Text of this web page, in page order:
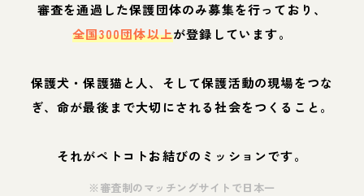
審査を通過した保護団体のみ募集を行っており、
全国300団体以上が登録しています。
保護犬・保護猫と人、そして保護活動の現場をつな
ぎ、命が最後まで大切にされる社会をつくること。
それがペトコトお結びのミッションです。
※審査制のマッチングサイトで日本一